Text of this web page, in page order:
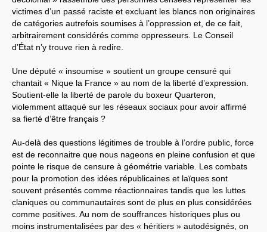
victimes d’un passé raciste et excluant les blancs non originaires
de catégories autrefois soumises à l’oppression et, de ce fait,
arbitrairement considérés comme oppresseurs. Le Conseil
d’État n’y trouve rien à redire.
Une député « insoumise » soutient un groupe censuré qui
chantait « Nique la France » au nom de la liberté d’expression.
Soutient-elle la liberté de parole du boxeur Quarteron,
violemment attaqué sur les réseaux sociaux pour avoir affirmé
sa fierté d’être français ?
Au-delà des questions légitimes de trouble à l’ordre public, force
est de reconnaitre que nous nageons en pleine confusion et que
pointe le risque de censure à géométrie variable. Les combats
pour la promotion des idées républicaines et laïques sont
souvent présentés comme réactionnaires tandis que les luttes
claniques ou communautaires sont de plus en plus considérées
comme positives. Au nom de souffrances historiques plus ou
moins instrumentalisées par des « héritiers » autodésignés, on